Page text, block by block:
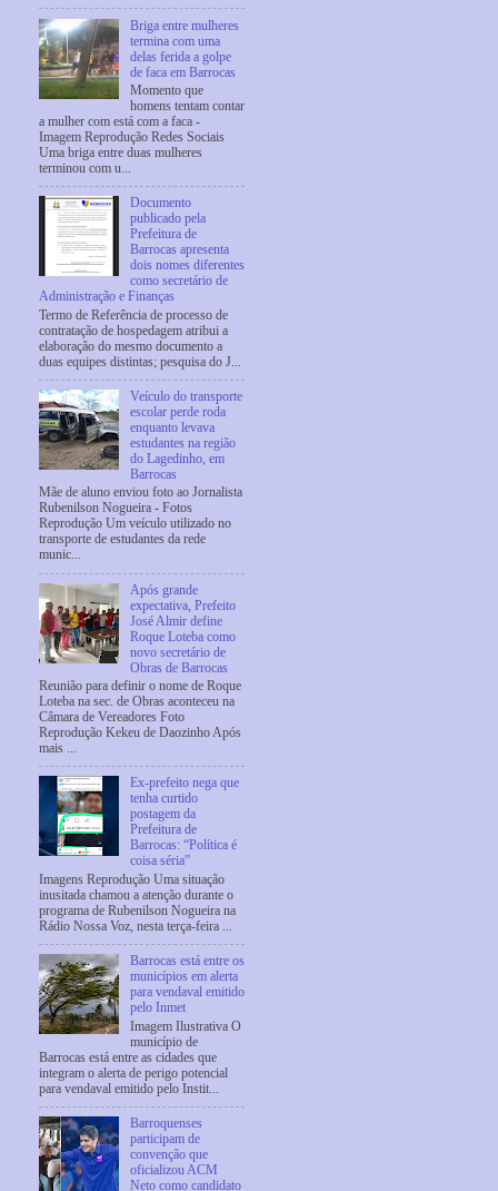
Briga entre mulheres
termina com uma
delas ferida a golpe
de faca em Barrocas
Momento que
homens tentam contar
a mulher com está com a faca -
Imagem Reprodução Redes Sociais
Uma briga entre duas mulheres
terminou com u...
Documento
publicado pela
Prefeitura de
Barrocas apresenta
dois nomes diferentes
como secretário de
Administração e Finanças
Termo de Referência de processo de
contratação de hospedagem atribui a
elaboração do mesmo documento a
duas equipes distintas; pesquisa do J...
Veículo do transporte
escolar perde roda
enquanto levava
estudantes na região
do Lagedinho, em
Barrocas
Mãe de aluno enviou foto ao Jornalista
Rubenilson Nogueira - Fotos
Reprodução Um veículo utilizado no
transporte de estudantes da rede
munic...
Após grande
expectativa, Prefeito
José Almir define
Roque Loteba como
novo secretário de
Obras de Barrocas
Reunião para definir o nome de Roque
Loteba na sec. de Obras aconteceu na
Câmara de Vereadores Foto
Reprodução Kekeu de Daozinho Após
mais ...
Ex-prefeito nega que
tenha curtido
postagem da
Prefeitura de
Barrocas: “Política é
coisa séria”
Imagens Reprodução Uma situação
inusitada chamou a atenção durante o
programa de Rubenilson Nogueira na
Rádio Nossa Voz, nesta terça-feira ...
Barrocas está entre os
municípios em alerta
para vendaval emitido
pelo Inmet
Imagem Ilustrativa O
município de
Barrocas está entre as cidades que
integram o alerta de perigo potencial
para vendaval emitido pelo Instit...
Barroquenses
participam de
convenção que
oficializou ACM
Neto como candidato